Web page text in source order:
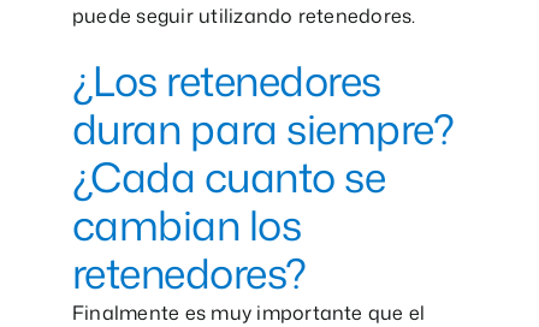
puede seguir utilizando retenedores.
¿Los retenedores
duran para siempre?
¿Cada cuanto se
cambian los
retenedores?
Finalmente es muy importante que el